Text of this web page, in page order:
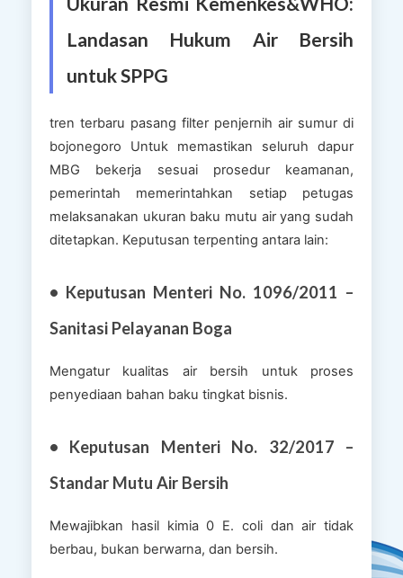
Landasan Hukum Air Bersih
untuk SPPG
tren terbaru pasang filter penjernih air sumur di
bojonegoro Untuk memastikan seluruh dapur
MBG bekerja sesuai prosedur keamanan,
pemerintah memerintahkan setiap petugas
melaksanakan ukuran baku mutu air yang sudah
ditetapkan. Keputusan terpenting antara lain:
• Keputusan Menteri No. 1096/2011 –
Sanitasi Pelayanan Boga
Mengatur kualitas air bersih untuk proses
penyediaan bahan baku tingkat bisnis.
• Keputusan Menteri No. 32/2017 –
Standar Mutu Air Bersih
Mewajibkan hasil kimia 0 E. coli dan air tidak
berbau, bukan berwarna, dan bersih.